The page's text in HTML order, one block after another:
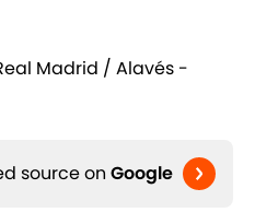
Madrid / Alavés -
source on Google